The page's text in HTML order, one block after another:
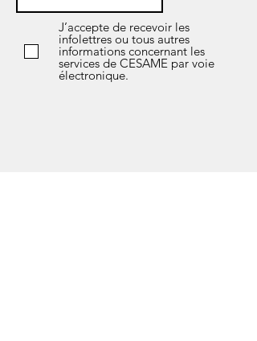
J’accepte de recevoir les
infolettres ou tous autres
informations concernant les
services de CESAME par voie
électronique.